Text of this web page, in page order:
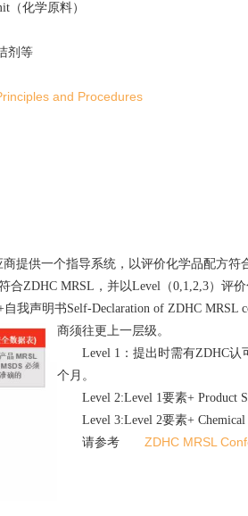
（化学原料）
剂等
and Procedures
商提供一个指导系统，以评价化学品配方
合ZDHC MRSL，并以Level（0,1,2,3）评
自我声明书Self-Declaration of ZDHC
商须往更上一层级。
Level 1：提出时需有ZDHC
个月。
Level 2:Level 1要素+ Product
Level 3:Level 2要素+
请参考
ZDHC MRSL